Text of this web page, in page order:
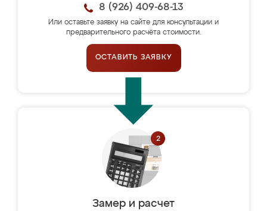
8 (926) 409-68-13
Или оставьте заявку на сайте для консультации и
предварительного расчёта стоимости.
ОСТАВИТЬ ЗАЯВКУ
Замер и расчет